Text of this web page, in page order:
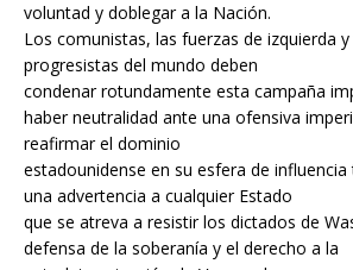
voluntad y doblegar a la Nación.
Los comunistas, las fuerzas de izquierda
progresistas del mundo deben
condenar rotundamente esta campaña
haber neutralidad ante una ofensiva
reafirmar el dominio
estadounidense en su esfera de
una advertencia a cualquier Estado
que se atreva a resistir los dictados de
defensa de la soberanía y el derecho a la